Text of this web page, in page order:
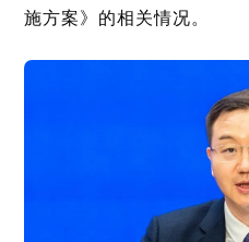
施方案》的相关情况。